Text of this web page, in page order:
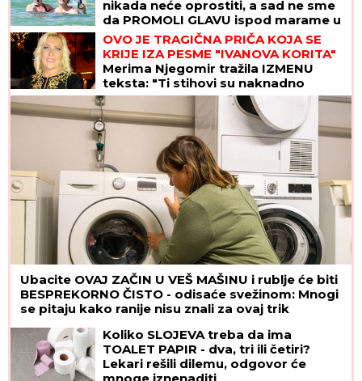
nikada neće oprostiti, a sad ne sme
da PROMOLI GLAVU ispod marame u
Crnoj Gori i ne ispušta ruku bivšeg
kanadskog PREMIJERA
OVO JE TRAGIČNA PRIČA KOJA SE
KRIJE IZA PESME "IVANOVA KORITA"
Merima Njegomir tražila IZMENU
teksta: "Ti stihovi su naknadno
dopisani"
Ubacite OVAJ ZAČIN U VEŠ MAŠINU i rublje će biti
BESPREKORNO ČISTO - odisaće svežinom: Mnogi
se pitaju kako ranije nisu znali za ovaj trik
Koliko SLOJEVA treba da ima
TOALET PAPIR - dva, tri ili četiri?
Lekari rešili dilemu, odgovor će
mnoge iznenaditi